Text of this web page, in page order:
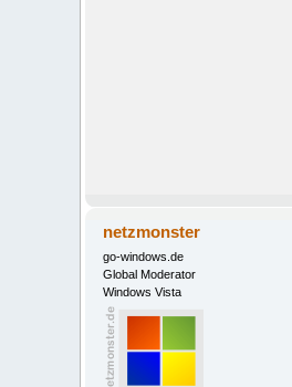
netzmonster
go-windows.de
Global Moderator
Windows Vista